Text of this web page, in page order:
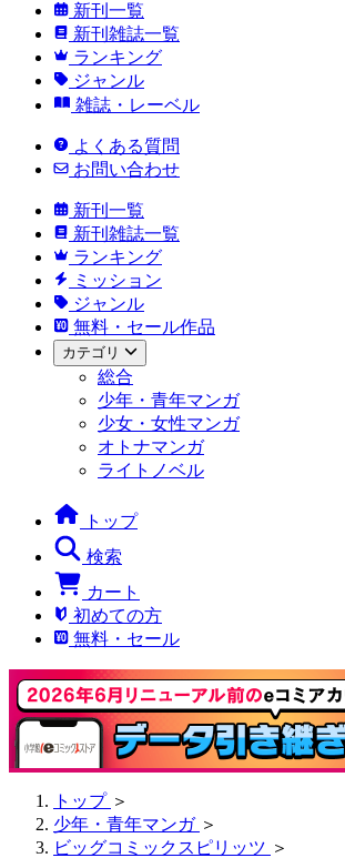
新刊一覧
新刊雑誌一覧
ランキング
ジャンル
雑誌・レーベル
よくある質問
お問い合わせ
新刊一覧
新刊雑誌一覧
ランキング
ミッション
ジャンル
無料・セール作品
カテゴリ
総合
少年・青年マンガ
少女・女性マンガ
オトナマンガ
ライトノベル
トップ
検索
カート
初めての方
無料・セール
トップ ＞
少年・青年マンガ ＞
ビッグコミックスピリッツ ＞